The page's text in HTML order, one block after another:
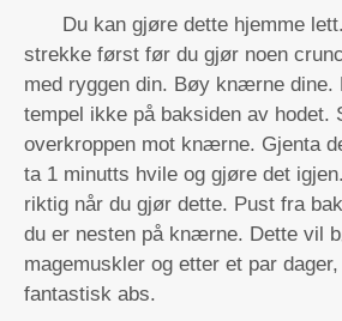
Du kan gjøre dette hjemme
strekke først før du gjør noen
med ryggen din. Bøy knærne dine.
tempel ikke på baksiden av hodet.
overkroppen mot knærne. Gjenta
ta 1 minutts hvile og gjøre det
riktig når du gjør dette. Pust fra
du er nesten på knærne. Dette vil
magemuskler og etter et par
fantastisk abs.